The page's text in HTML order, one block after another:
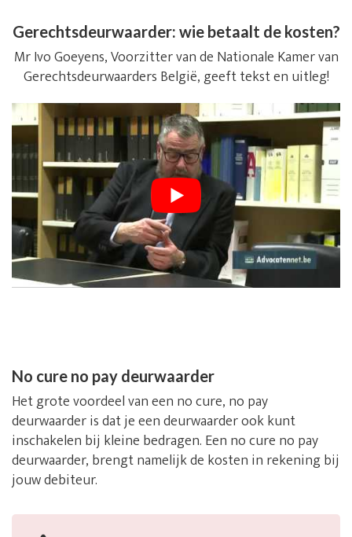
Gerechtsdeurwaarder: wie betaalt de kosten?
Mr Ivo Goeyens, Voorzitter van de Nationale Kamer van
Gerechtsdeurwaarders België, geeft tekst en uitleg!
No cure no pay deurwaarder
Het grote voordeel van een no cure, no pay
deurwaarder is dat je een deurwaarder ook kunt
inschakelen bij kleine bedragen. Een no cure no pay
deurwaarder, brengt namelijk de kosten in rekening bij
jouw debiteur.